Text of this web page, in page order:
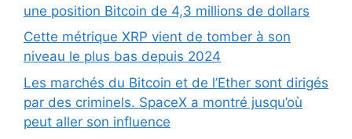
une position Bitcoin de 4,3 millions de dollars
Cette métrique XRP vient de tomber à son
niveau le plus bas depuis 2024
Les marchés du Bitcoin et de l’Ether sont dirigés
par des criminels. SpaceX a montré jusqu’où
peut aller son influence